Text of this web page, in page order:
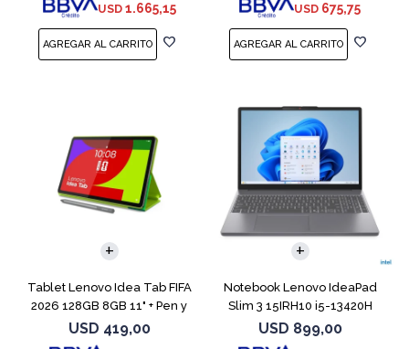
USD 1.665,15 USD 675,75
Tablet Lenovo Idea Tab FIFA
2026 128GB 8GB 11" + Pen y
Funda
USD 419,00
Notebook Lenovo IdeaPad
Slim 3 15IRH10 i5-13420H
512GB 8GB G
USD 899,00